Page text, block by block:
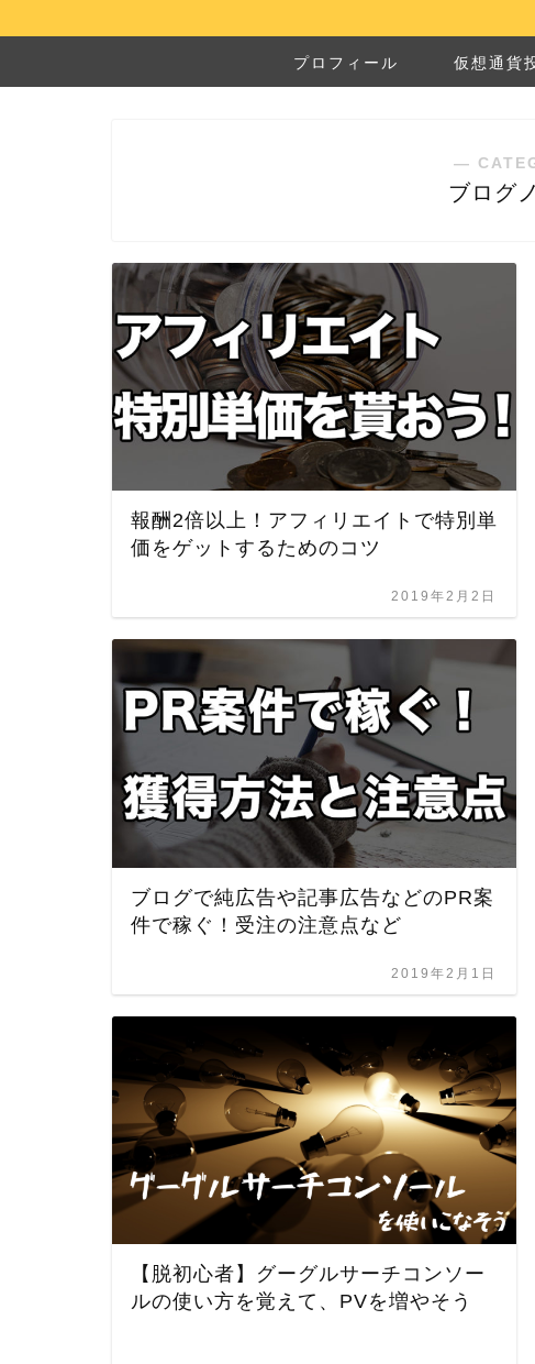
プロフィール 仮想通貨
―
ブログ
報酬2倍以上！アフィリエイトで特別単
価をゲットするためのコツ
2019年2月2日
ブログで純広告や記事広告などのPR案
件で稼ぐ！受注の注意点など
2019年2月1日
【脱初心者】グーグルサーチコンソー
ルの使い方を覚えて、PVを増やそう